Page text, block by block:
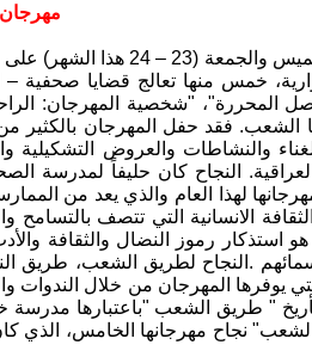
مهرجان
المهرجان الخامس لجريدة "طريق الشعب"، مهرجان
خمس منها تعالج قضايا صحفية
المحررة"، "شخصية المهرجان:
الشعب. فقد حفل المهرجان بالكثير من
والنشاطات والعروض التشكيلية
النجاح كان حليفاً لمدرسة
لهذا العام والذي يعد من
الانسانية التي تتصف بالتسامح
رموز النضال والثقافة
.النجاح لطريق الشعب، طريق
يوفرها المهرجان من خلال الندوات
" طريق الشعب "باعتبارها مدرسة
نجاح مهرجانها الخامس، الذي